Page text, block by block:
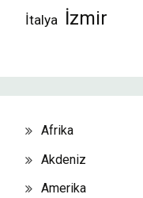
İtalya İzmir
Afrika
Akdeniz
Amerika